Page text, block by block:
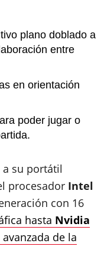
plano doblado a
entre
en orientación
poder jugar o
su portátil
procesador Intel
con 16
hasta Nvidia
de la